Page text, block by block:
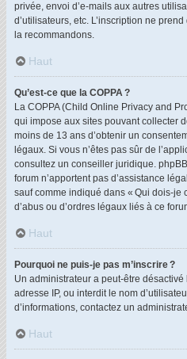
privée, envoi d’e-mails aux autres
d’utilisateurs, etc. L’inscription ne
la recommandons.
Haut
Qu’est-ce que la COPPA ?
La COPPA (Child Online Privacy and
qui impose aux sites pouvant collecter
moins de 13 ans d’obtenir un
légaux. Si vous n’êtes pas sûr de
consultez un conseiller juridique.
forum n’apportent pas d’assistance
sauf comme indiqué dans « Qui dois-je
d’abus ou d’ordres légaux liés à ce
Haut
Pourquoi ne puis-je pas m’inscrire ?
Un administrateur a peut-être
adresse IP, ou interdit le nom
d’informations, contactez un
Haut